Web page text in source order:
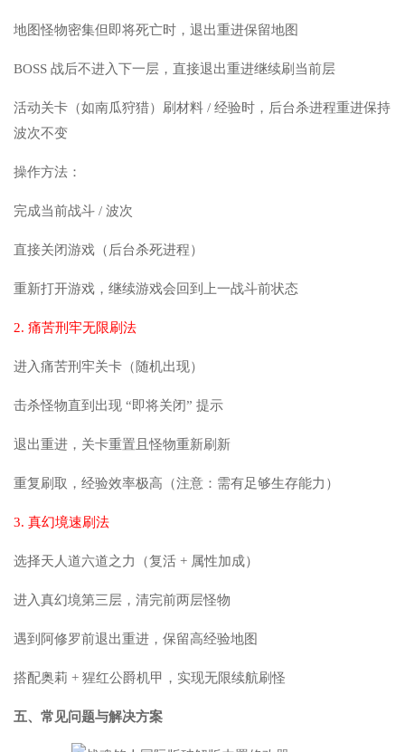
地图怪物密集但即将死亡时，退出重进保留地图
BOSS 战后不进入下一层，直接退出重进继续刷当前层
活动关卡（如南瓜狩猎）刷材料 / 经验时，后台杀进程重进保持
波次不变
操作方法：
完成当前战斗 / 波次
直接关闭游戏（后台杀死进程）
重新打开游戏，继续游戏会回到上一战斗前状态
2. 痛苦刑牢无限刷法
进入痛苦刑牢关卡（随机出现）
击杀怪物直到出现 “即将关闭” 提示
退出重进，关卡重置且怪物重新刷新
重复刷取，经验效率极高（注意：需有足够生存能力）
3. 真幻境速刷法
选择天人道六道之力（复活 + 属性加成）
进入真幻境第三层，清完前两层怪物
遇到阿修罗前退出重进，保留高经验地图
搭配奥莉 + 猩红公爵机甲，实现无限续航刷怪
五、常见问题与解决方案